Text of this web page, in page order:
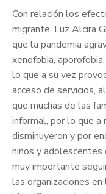
Con relación los
migrante, Luz Alcira
que la pandemia
xenofobia,
lo que a su vez
acceso de servicios,
que muchas de las
informal, por lo que a
disminuyeron y por
niños y adolescentes
muy importante
las organizaciones